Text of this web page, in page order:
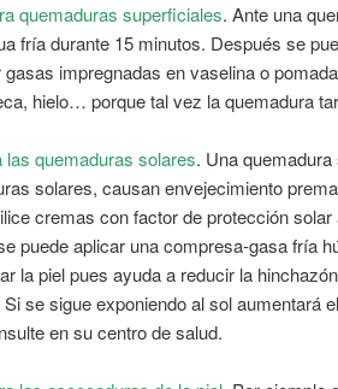
quemaduras superficiales. Ante una
fría durante 15 minutos. Después se
gasas impregnadas en vaselina o
hielo… porque tal vez la quemadura
las quemaduras solares. Una
solares, causan envejecimiento
cremas con factor de protección
puede aplicar una compresa-gasa fría
la piel pues ayuda a reducir la
se sigue exponiendo al sol aumentará
en su centro de salud.